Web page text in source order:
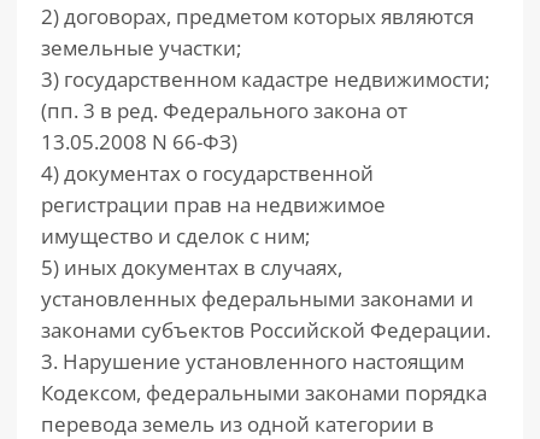
2) договорах, предметом которых являются
земельные участки;
3) государственном кадастре недвижимости;
(пп. 3 в ред. Федерального закона от
13.05.2008 N 66-ФЗ)
4) документах о государственной
регистрации прав на недвижимое
имущество и сделок с ним;
5) иных документах в случаях,
установленных федеральными законами и
законами субъектов Российской Федерации.
3. Нарушение установленного настоящим
Кодексом, федеральными законами порядка
перевода земель из одной категории в